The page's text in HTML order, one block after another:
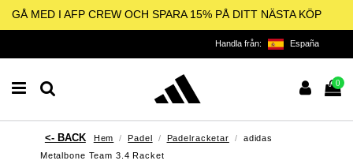
GÅ MED I AFP CREW OCH SPARA 15% PÅ DITT NÄSTA KÖP
Handla från: España
0
Hem Padel Padelracketar
adidas
Metalbone Team 3.4 Racket